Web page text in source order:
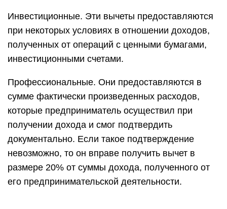
Инвестиционные. Эти вычеты предоставляются
при некоторых условиях в отношении доходов,
полученных от операций с ценными бумагами,
инвестиционными счетами.
Профессиональные. Они предоставляются в
сумме фактически произведенных расходов,
которые предприниматель осуществил при
получении дохода и смог подтвердить
документально. Если такое подтверждение
невозможно, то он вправе получить вычет в
размере 20% от суммы дохода, полученного от
его предпринимательской деятельности.